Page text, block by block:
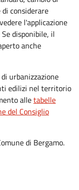
considerare
l'applicazione
disponibile, il
anche
urbanizzazione
edilizi nel territorio
alletabelle
del Consiglio
di Bergamo.